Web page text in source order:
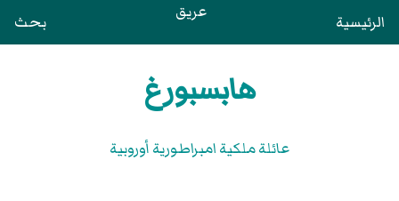
الرئيسية عريق بحث
هابسبورغ
عائلة ملكية امبراطورية أوروبية